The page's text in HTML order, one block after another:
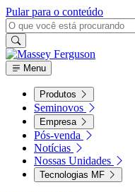
Pular para o conteúdo
Menu
Produtos
Seminovos
Empresa
Pós-venda
Notícias
Nossas Unidades
Tecnologias MF